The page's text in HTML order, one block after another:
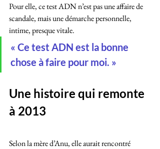
Pour elle, ce test ADN n’est pas une affaire de
scandale, mais une démarche personnelle,
intime, presque vitale.
« Ce test ADN est la bonne
chose à faire pour moi. »
Une histoire qui remonte
à 2013
Selon la mère d’Anu, elle aurait rencontré